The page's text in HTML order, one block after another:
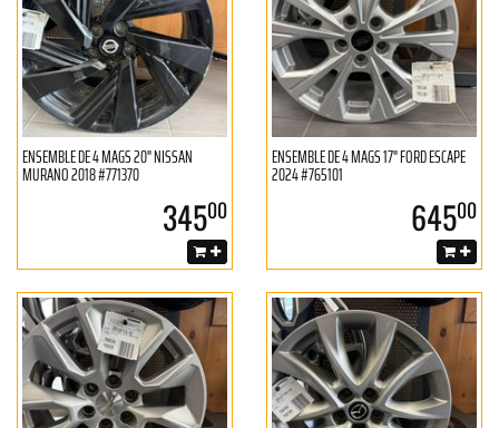
ENSEMBLE DE 4 MAGS 20" NISSAN
MURANO 2018 #771370
34500
ENSEMBLE DE 4 MAGS 17" FORD ESCAPE
2024 #765101
64500